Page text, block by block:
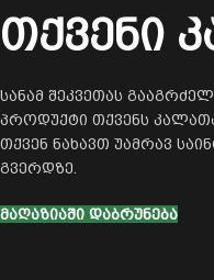
თქვენი
სანამ შეკვეთას
პროდუქტი თქვენს
თქვენ ნახავთ უამრავ
გვერდზე.
ᲛᲐᲦᲐᲖᲘᲐᲨᲘ ᲓᲐᲑᲠᲣᲜᲔᲑᲐ